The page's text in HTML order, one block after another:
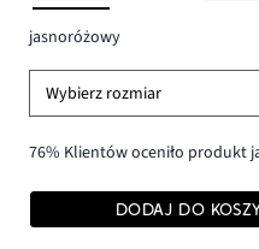
jasnoróżowy
Wybierz rozmiar
76% Klientów oceniło produkt
DODAJ DO